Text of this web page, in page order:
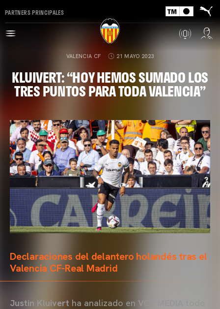
PARTNERS PRINCIPALES
VALENCIA CF 21 MAYO 2023
KLUIVERT: “HOY HEMOS SUMADO LOS
TRES PUNTOS PARA TODA VALENCIA”
Declaraciones del delantero holandés tras el
Valencia CF-Real Madrid
Justin Kluivert ha analizado en VCF MEDIA